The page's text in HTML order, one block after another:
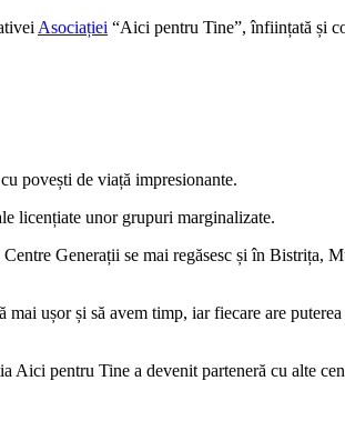
Asociației “Aici pentru Tine”, înființată și
povești de viață impresionante.
licențiate unor grupuri marginalizate.
Generații se mai regăsesc și în Bistrița,
ușor și să avem timp, iar fiecare are
Aici pentru Tine a devenit parteneră cu alte